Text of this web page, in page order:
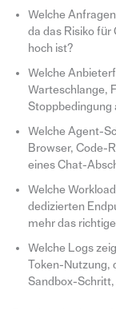
Welche
da das Risiko
hoch ist?
Welche
Warteschlange,
Stoppbedingung
Welche Agent-
Browser, Code-
eines Chat-
Welche
dedizierten
mehr das
Welche Logs
Token-Nutzung,
Sandbox-